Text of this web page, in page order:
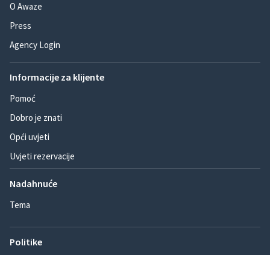
O Awaze
Press
Agency Login
Informacije za klijente
Pomoć
Dobro je znati
Opći uvjeti
Uvjeti rezervacije
Nadahnuće
Tema
Politike